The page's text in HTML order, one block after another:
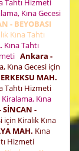
Kına Gecesi
- BEYOBASI
Kına Tahtı
Kına Tahtı
Ankara -
Kına Gecesi için
MAH.
Tahtı Hizmeti
Kiralama, Kına
-
için Kiralık Kına
MAH. Kına
Hizmeti